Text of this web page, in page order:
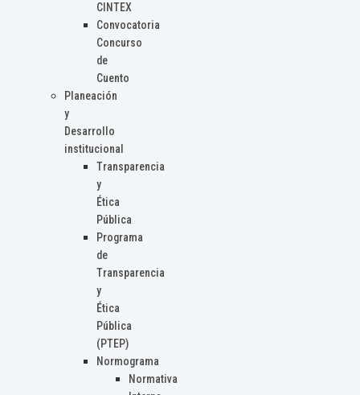
CINTEX
Convocatoria
Concurso
de
Cuento
Planeación
y
Desarrollo
institucional
Transparencia
y
Ética
Pública
Programa
de
Transparencia
y
Ética
Pública
(PTEP)
Normograma
Normativa